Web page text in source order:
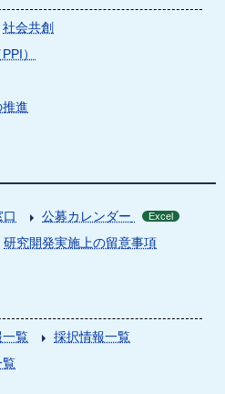
社会共創
）
進
公募カレンダー Excel
研究開発実施上の留意事項
一覧
採択情報一覧
覧